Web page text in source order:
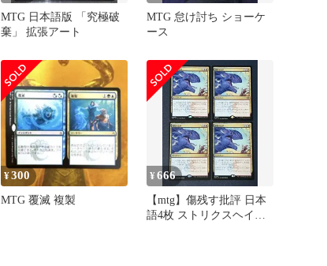
MTG 日本語版 「究極破
棄」 拡張アート
MTG 怠け討ち ショーケ
ース
¥300
MTG 覆滅 複製
¥666
【mtg】傷残す批評 日本
語4枚 ストリクスヘイヴ